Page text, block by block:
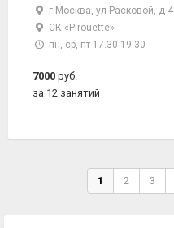
г Москва, ул Расковой, д 4
СК «Pirouette»
пн, ср, пт 17.30-19.30
7000 руб.
за 12 занятий
1 2 3